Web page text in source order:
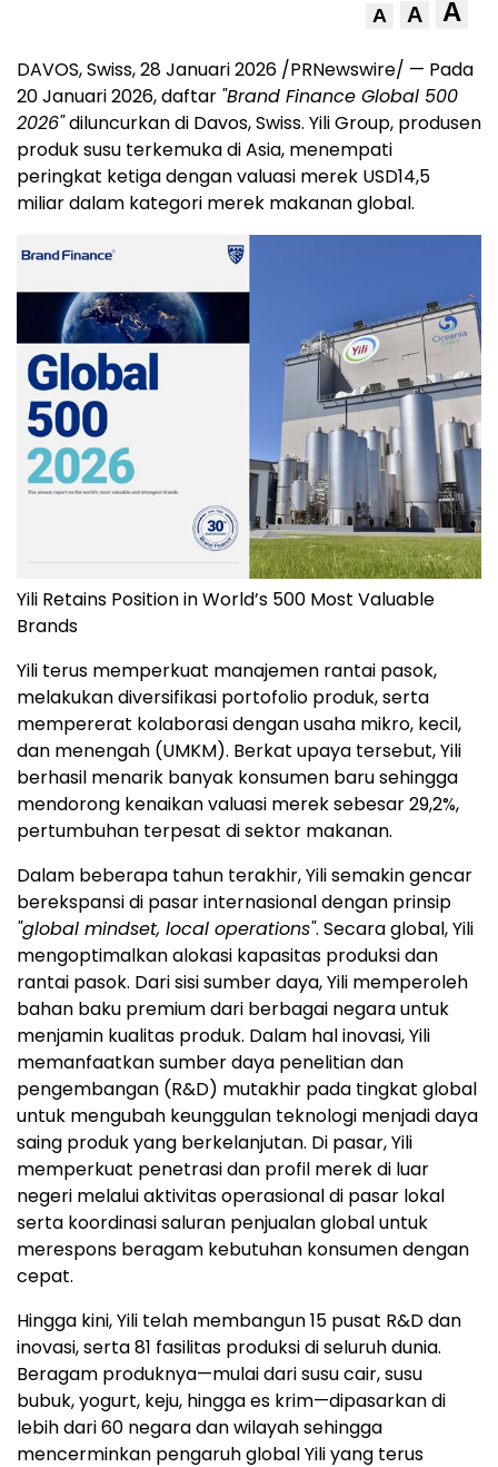
A A A
DAVOS, Swiss, 28 Januari 2026 /PRNewswire/ — Pada
20 Januari 2026, daftar "Brand Finance Global 500
2026"diluncurkan di Davos, Swiss. Yili Group, produsen
produk susu terkemuka di Asia, menempati
peringkat ketiga dengan valuasi merek USD14,5
miliar dalam kategori merek makanan global.
Yili Retains Position in World’s 500 Most Valuable
Brands
Yili terus memperkuat manajemen rantai pasok,
melakukan diversifikasi portofolio produk, serta
mempererat kolaborasi dengan usaha mikro, kecil,
dan menengah (UMKM). Berkat upaya tersebut, Yili
berhasil menarik banyak konsumen baru sehingga
mendorong kenaikan valuasi merek sebesar 29,2%,
pertumbuhan terpesat di sektor makanan.
Dalam beberapa tahun terakhir, Yili semakin gencar
berekspansi di pasar internasional dengan prinsip
"global mindset, local operations". Secara global, Yili
mengoptimalkan alokasi kapasitas produksi dan
rantai pasok. Dari sisi sumber daya, Yili memperoleh
bahan baku premium dari berbagai negara untuk
menjamin kualitas produk. Dalam hal inovasi, Yili
memanfaatkan sumber daya penelitian dan
pengembangan (R&D) mutakhir pada tingkat global
untuk mengubah keunggulan teknologi menjadi daya
saing produk yang berkelanjutan. Di pasar, Yili
memperkuat penetrasi dan profil merek di luar
negeri melalui aktivitas operasional di pasar lokal
serta koordinasi saluran penjualan global untuk
merespons beragam kebutuhan konsumen dengan
cepat.
Hingga kini, Yili telah membangun 15 pusat R&D dan
inovasi, serta 81 fasilitas produksi di seluruh dunia.
Beragam produknya—mulai dari susu cair, susu
bubuk, yogurt, keju, hingga es krim—dipasarkan di
lebih dari 60 negara dan wilayah sehingga
mencerminkan pengaruh global Yili yang terus